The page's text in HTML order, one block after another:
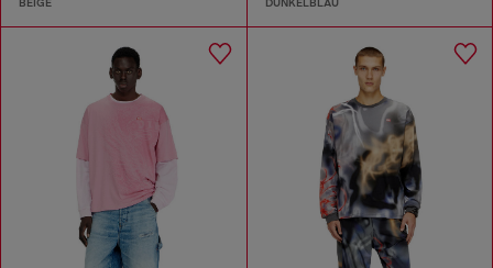
BEIGE DUNKELBLAU